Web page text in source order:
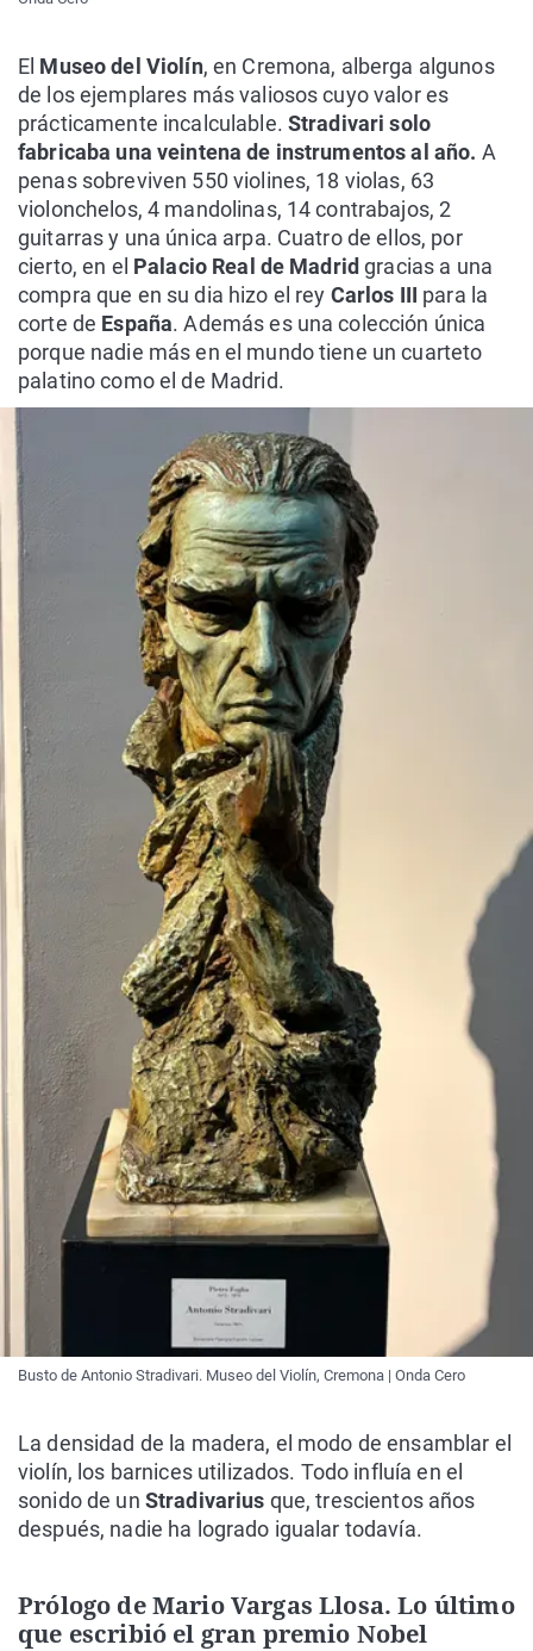
El Museo del Violín, en Cremona, alberga algunos
de los ejemplares más valiosos cuyo valor es
prácticamente incalculable. Stradivari solo
fabricaba una veintena de instrumentos al año. A
penas sobreviven 550 violines, 18 violas, 63
violonchelos, 4 mandolinas, 14 contrabajos, 2
guitarras y una única arpa. Cuatro de ellos, por
cierto, en el Palacio Real de Madridgracias a una
compra que en su dia hizo el rey Carlos III para la
corte de España. Además es una colección única
porque nadie más en el mundo tiene un cuarteto
palatino como el de Madrid.
Busto de Antonio Stradivari. Museo del Violín, Cremona | Onda Cero
La densidad de la madera, el modo de ensamblar el
violín, los barnices utilizados. Todo influía en el
sonido de un Stradivarius que, trescientos años
después, nadie ha logrado igualar todavía.
Prólogo de Mario Vargas Llosa. Lo último
que escribió el gran premio Nobel